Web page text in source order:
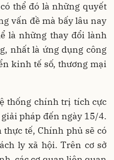
thể đó là những quyết
vấn đề mà bấy lâu nay
là những thay đổi lành
nhất là ứng dụng công
kinh tế số, thương mại
thống chính trị tích cực
pháp đến ngày 15/4.
tế, Chính phủ sẽ có
ly xã hội. Trên cơ sở